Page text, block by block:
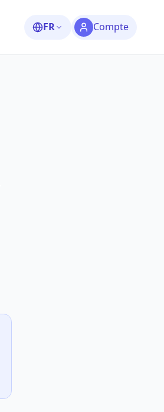
FR Compte